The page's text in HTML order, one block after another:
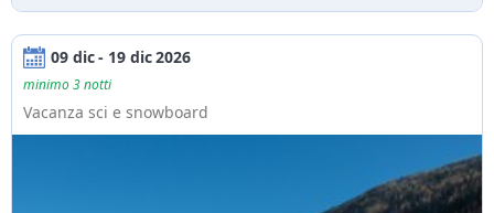
09 dic - 19 dic 2026
minimo 3 notti
Vacanza sci e snowboard